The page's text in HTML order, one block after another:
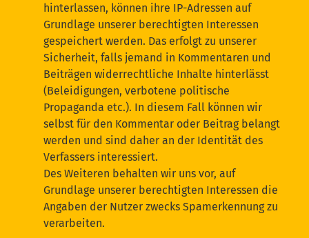
hinterlassen, können ihre IP-Adressen auf
Grundlage unserer berechtigten Interessen
gespeichert werden. Das erfolgt zu unserer
Sicherheit, falls jemand in Kommentaren und
Beiträgen widerrechtliche Inhalte hinterlässt
(Beleidigungen, verbotene politische
Propaganda etc.). In diesem Fall können wir
selbst für den Kommentar oder Beitrag belangt
werden und sind daher an der Identität des
Verfassers interessiert.
Des Weiteren behalten wir uns vor, auf
Grundlage unserer berechtigten Interessen die
Angaben der Nutzer zwecks Spamerkennung zu
verarbeiten.